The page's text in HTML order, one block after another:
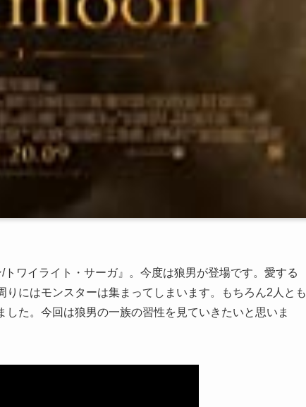
ワイライト・サーガ』。今度は狼男が登場です。愛する
りにはモンスターは集まってしまいます。もちろん2人とも
た。今回は狼男の一族の習性を見ていきたいと思いま